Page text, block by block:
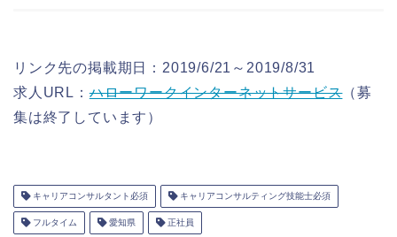
リンク先の掲載期日：2019/6/21～2019/8/31
求人URL：ハローワークインターネットサービス（募
集は終了しています）
キャリアコンサルタント必須 キャリアコンサルティング技能士必須
フルタイム 愛知県 正社員